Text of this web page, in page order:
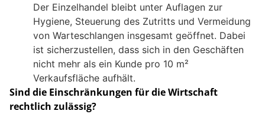
Der Einzelhandel bleibt unter Auflagen zur
Hygiene, Steuerung des Zutritts und Vermeidung
von Warteschlangen insgesamt geöffnet. Dabei
ist sicherzustellen, dass sich in den Geschäften
nicht mehr als ein Kunde pro 10 m²
Verkaufsfläche aufhält.
Sind die Einschränkungen für die Wirtschaft
rechtlich zulässig?